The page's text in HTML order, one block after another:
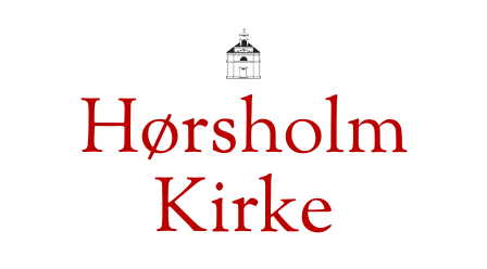
Hørsholm
Kirke